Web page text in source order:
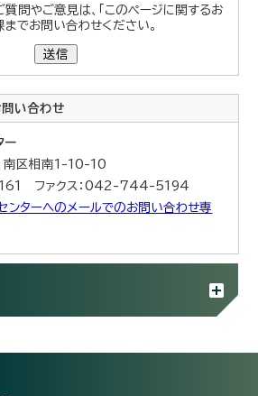
問やご意見は、「このページに関するお
でお問い合わせください。
送信
問い合わせ
ー
区相南1-10-10
ファクス：042-744-5194
ンターへのメールでのお問い合わせ専